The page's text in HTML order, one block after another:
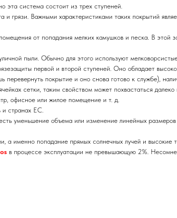
система состоит из трех ступеней.
грязи. Важными характеристиками таких покрытий
от попадания мелких камушков и песка. В этой
пыли. Обычно для этого используют
первой и второй ступеней. Оно обладает
покрытие и оно снова готово к службе),
сетки, таким свойством может похвастаться
офисное или жилое помещение и т. д.
и странах ЕС.
уменьшение объема или изменение линейных
а именно попадание прямых солнечных лучей и высокие
в процессе эксплуатации не превышающую 2%.